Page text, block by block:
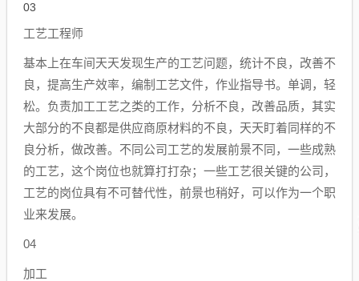
03
工艺工程师
基本上在车间天天发现生产的工艺问题，统计不良，改善不
良，提高生产效率，编制工艺文件，作业指导书。单调，轻
松。负责加工工艺之类的工作，分析不良，改善品质，其实
大部分的不良都是供应商原材料的不良，天天盯着同样的不
良分析，做改善。不同公司工艺的发展前景不同，一些成熟
的工艺，这个岗位也就算打打杂；一些工艺很关键的公司，
工艺的岗位具有不可替代性，前景也稍好，可以作为一个职
业来发展。
04
加工